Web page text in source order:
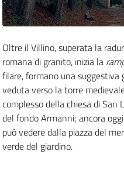
Oltre il Villino, superata la
romana di granito, inizia la
filare, formano una suggestiva
veduta verso latorre
complessodella chiesa di San
del fondo Armanni; ancora
può vedere dalla piazza del
verde del giardino.